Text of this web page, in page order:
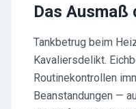
Das Ausmaß
Tankbetrug beim
Kavaliersdelikt.
Routinekontrollen
Beanstandungen —